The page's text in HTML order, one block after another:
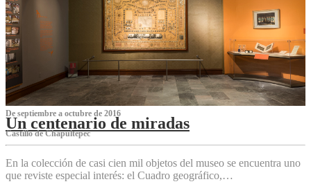
De septiembre a octubre de 2016
Un centenario de miradas
Castillo de Chapultepec
En la colección de casi cien mil objetos del museo se encuentra uno
que reviste especial interés: el Cuadro geográfico,…